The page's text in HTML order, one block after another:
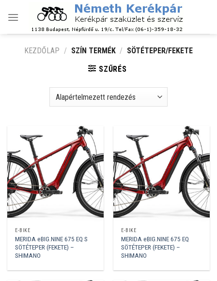
KEZDŐLAP / SZÍN TERMÉK / SÖTÉTEPER/FEKETE
SZŰRÉS
E-BIKE
MERIDA eBIG.NINE 675 EQ S
SÖTÉTEPER (FEKETE) –
SHIMANO
E-BIKE
MERIDA eBIG.NINE 675 EQ
SÖTÉTEPER (FEKETE) –
SHIMANO